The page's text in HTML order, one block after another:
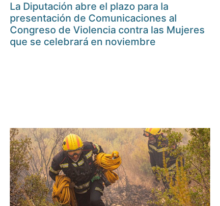
La Diputación abre el plazo para la
presentación de Comunicaciones al
Congreso de Violencia contra las Mujeres
que se celebrará en noviembre